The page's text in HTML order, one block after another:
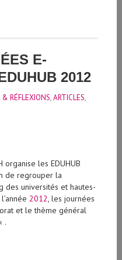
E-
2012
RÉFLEXIONS,ARTICLES,
organise les EDUHUB
de regrouper la
des universités et hautes-
2012, les journées
et le thème général
.